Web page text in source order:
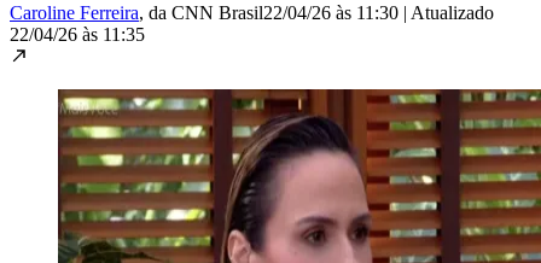
Caroline Ferreira, da CNN Brasil22/04/26 às 11:30 | Atualizado
22/04/26 às 11:35